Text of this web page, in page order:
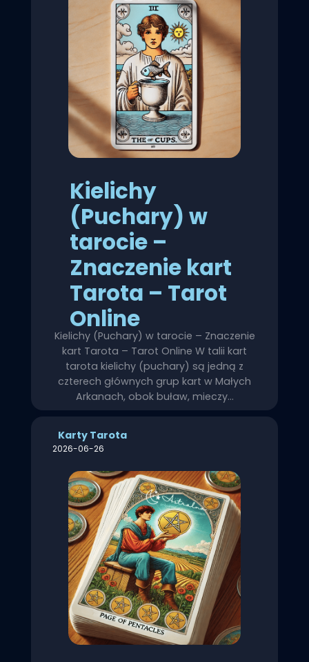
Kielichy
(Puchary) w
tarocie –
Znaczenie kart
Tarota – Tarot
Online
Kielichy (Puchary) w tarocie – Znaczenie
kart Tarota – Tarot Online W talii kart
tarota kielichy (puchary) są jedną z
czterech głównych grup kart w Małych
Arkanach, obok buław, mieczy…
Karty Tarota
2026-06-26